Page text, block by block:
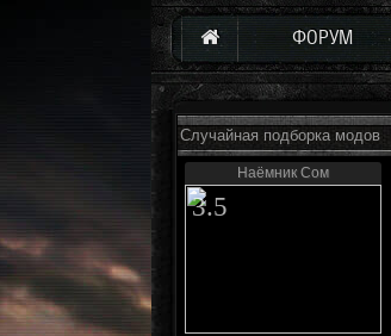
ФОРУМ
Случайная подборка модов
Наёмник Сом
3.5